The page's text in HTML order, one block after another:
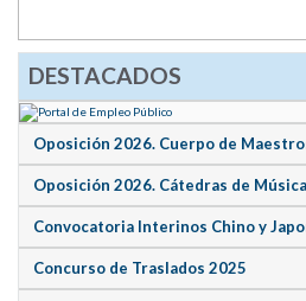
DESTACADOS
Oposición 2026. Cuerpo de
Oposición 2026. Cátedras de Música
Convocatoria Interinos Chino y
Concurso de Traslados 2025